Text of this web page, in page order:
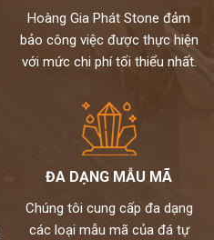
Hoàng Gia Phát Stone đảm
bảo công việc được thực hiện
với mức chi phí tối thiểu nhất.
ĐA DẠNG MẪU MÃ
Chúng tôi cung cấp đa dạng
các loại mẫu mã của đá tự